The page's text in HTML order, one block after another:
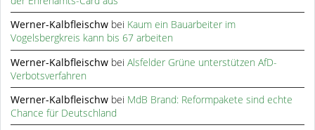
Werner-Kalbfleischw bei Kaum ein Bauarbeiter im
Vogelsbergkreis kann bis 67 arbeiten
Werner-Kalbfleischw beiAlsfelder Grüne unterstützen AfD-
Verbotsverfahren
Werner-Kalbfleischw bei MdB Brand: Reformpakete sind echte
Chance für Deutschland